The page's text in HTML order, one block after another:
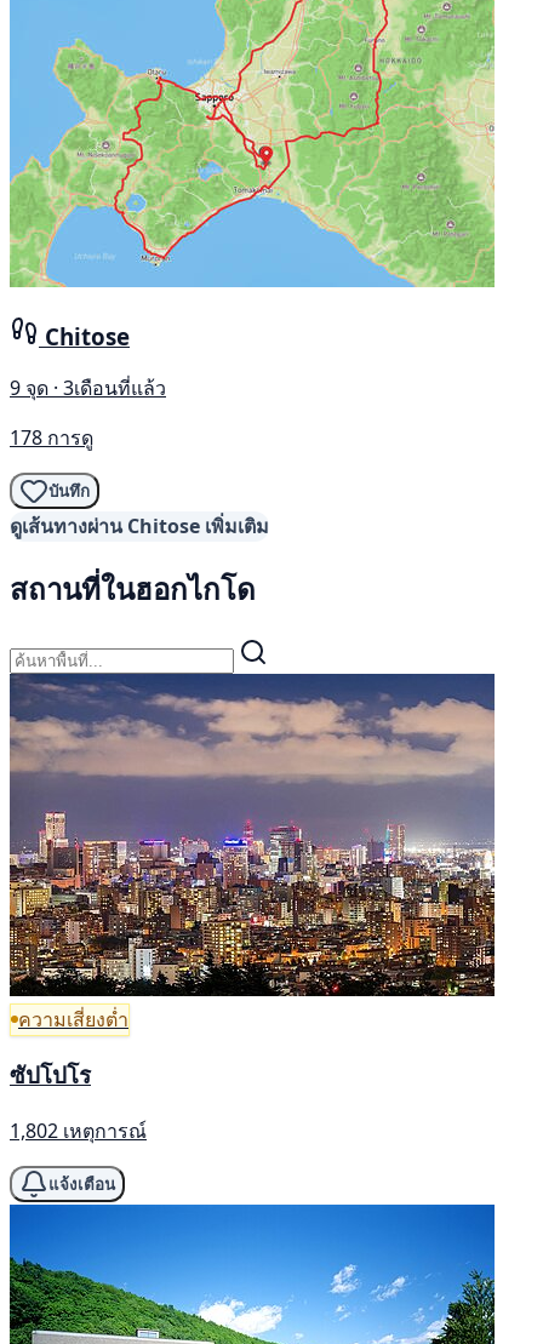
Chitose
9 จุด · 3เดือนที่แล้ว
178 การดู
บันทึก
ดูเส้นทางผ่าน Chitose เพิ่มเติม
สถานที่ในฮอกไกโด
ความเสี่ยงต่ำ
ซัปโปโร
1,802 เหตุการณ์
แจ้งเตือน